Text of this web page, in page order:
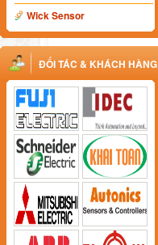
Wick Sensor
ĐỐI TÁC & KHÁCH HÀNG